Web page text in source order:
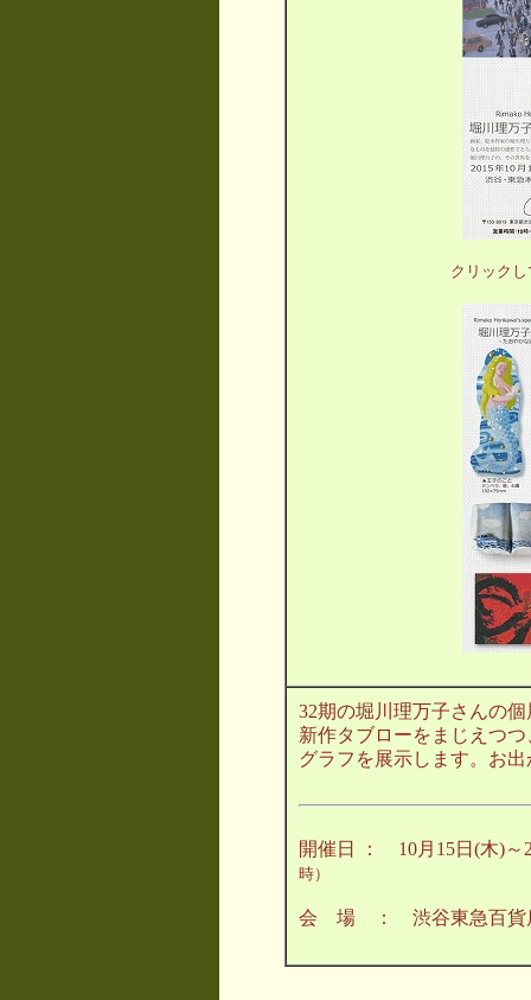
クリック
32期の堀川理万子さんの
新作タブローをまじえつ
グラフを展示します。お
開催日 ： 10月15日(木
時）
会 場 ： 渋谷東急百貨